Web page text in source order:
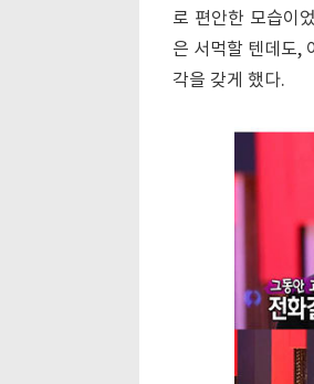
로 편안한 모습이
은 서먹할 텐데도,
각을 갖게 했다.